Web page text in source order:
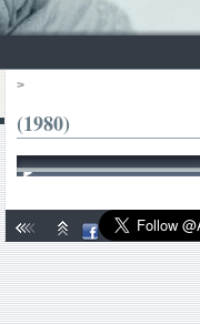
>
(1980)